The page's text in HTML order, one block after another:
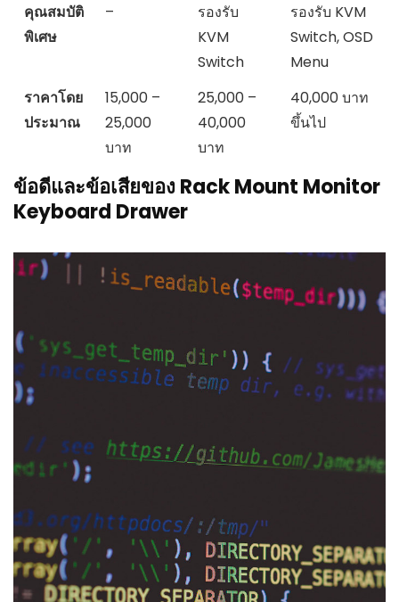
คุณสมบัติ
พิเศษ
–
รองรับ
KVM
Switch
รองรับ KVM
Switch, OSD
Menu
ราคาโดย
ประมาณ
15,000 –
25,000
บาท
25,000 –
40,000
บาท
40,000 บาท
ขึ้นไป
ข้อดีและข้อเสียของ Rack Mount Monitor
Keyboard Drawer